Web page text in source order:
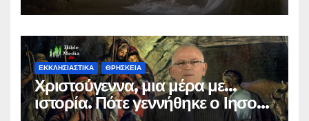
ΕΚΚΛΗΣΙΑΣΤΙΚΑ ΘΡΗΣΚΕΙΑ
Χριστούγεννα, μια μέρα με…
ιστορία. Πότε γεννήθηκε ο Ιησούς